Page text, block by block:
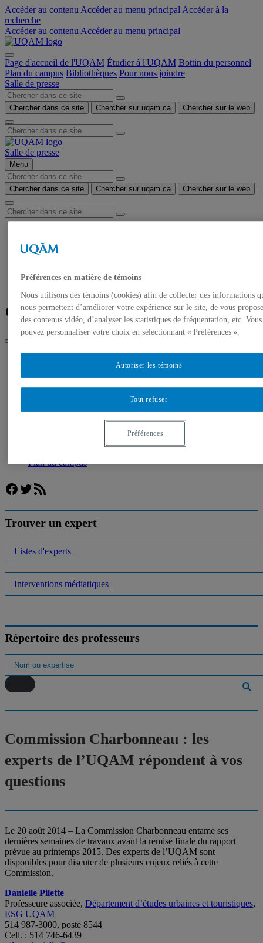
Accéder au contenu Accéder au menu principal Accéder à la
recherche
Accéder au contenu Accéder au menu principal
Page d'accueil de l'UQAM Étudier à l'UQAM Bottin du personnel
Plan du campus Bibliothèques Pour nous joindre
Salle de presse
Chercher dans ce site Chercher sur uqam.ca Chercher sur le web
Salle de presse
Menu
Chercher dans ce site Chercher sur uqam.ca Chercher sur le web
Communiqués de presse
Autorisation de tournage
À propos de l’UQAM
Facebook
Twitter
Flux RSS
Commission Charbonneau : les experts de l’UQAM
répondent à vos questions
Accueil
Communiqués de presse
Plan du campus
Facebook
Twitter
Flux RSS
Trouver un expert
Listes d'experts
Interventions médiatiques
Répertoire des professeurs
Commission Charbonneau : les
experts de l’UQAM répondent à vos
questions
Le 20 août 2014 – La Commission Charbonneau entame ses
dernières semaines de travaux avant la remise finale du rapport
prévue au printemps 2015. Des experts de l’UQAM sont
disponibles pour discuter de plusieurs enjeux reliés à cette
Commission.
Danielle Pilette
Professeure associée, Département d’études urbaines et touristiques,
ESG UQAM
514 987-3000, poste 8544
Cell. : 514 746-6439
Préférences en matière de témoins
Nous utilisons des témoins (cookies) afin de collecter des informations
nous permettent d’améliorer votre expérience sur le site, de vous
des contenus vidéo, d’analyser les statistiques de fréquentation, etc. Vous
pouvez personnaliser votre choix en sélectionnant « Préférences ».
Tout refuser
Autoriser les témoins
Préférences